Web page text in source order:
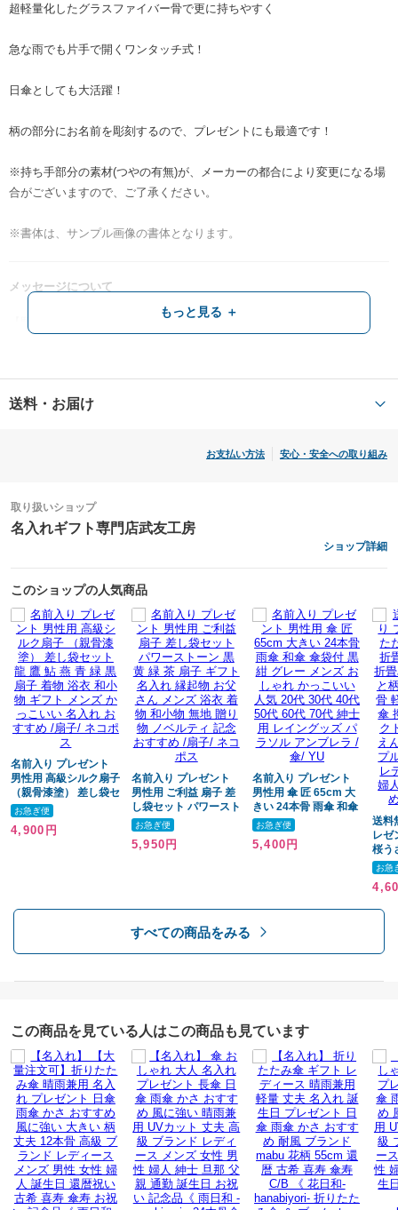
超軽量化したグラスファイバー骨で更に持ちやすく
急な雨でも片手で開くワンタッチ式！
日傘としても大活躍！
柄の部分にお名前を彫刻するので、プレゼントにも最適です！
※持ち手部分の素材(つやの有無)が、メーカーの都合により変更になる場
合がございますので、ご了承ください。
※書体は、サンプル画像の書体となります。
メッセージについて
【彫刻文字】苗字又はお名前のどちらかになります。
名入れ彫刻は、レーザーによる凸凹での表現となり、さりげない仕上が
りです。
ダリア
ブロッサム
アネモネ
ガーベラ
ラナンキュラス
フリージア
ガーデニア
カメリア
ゲッカビジン
チョコレートコスモス
ネモフィラ
サイズ
無料サービス
無料ラッピング有り
備考
※全ての商品に、ショップカードを同梱しております。
※納品書・明細書等の発行はしておりません。
※領収証が必要の方は、備考欄に宛名と但し書きのご記入をお願いいた
もっと見る ＋
送料・お届け
お支払い方法 安心・安全への取り組み
取り扱いショップ
名入れギフト専門店武友工房
ショップ詳細
このショップの人気商品
名前入り プレゼント
男性用 高級シルク扇子
（親骨漆塗） 差し袋セ
ット 龍 鷹 鮎 燕 青 緑
黒 扇子 着物 浴衣 和小
物 ギフト メンズ かっ
お急ぎ便
4,900円
名前入り プレゼント
男性用 ご利益 扇子 差
し袋セット パワースト
ーン 黒 黄 緑 茶 扇子
ギフト 名入れ 縁起物
お父さん メンズ 浴衣
お急ぎ便
5,950円
名前入り プレゼント
男性用 傘 匠 65cm 大
きい 24本骨 雨傘 和傘
傘袋付 黒 紺 グレー メ
ンズ おしゃれ かっこ
いい 人気 20代 30代
お急ぎ便
5,400円
送料
レゼ
桜う
畳み
濡れ
6本
ギ
お急
すべての商品をみる
この商品を見ている人はこの商品も見ています